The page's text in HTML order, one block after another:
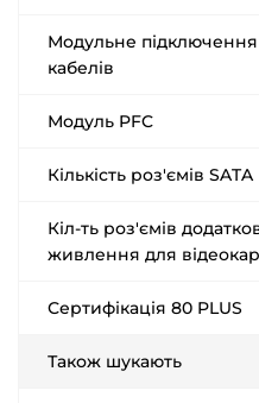
Модульне підключення
кабелів
Модуль PFC
Кількість роз'ємів SATA
Кіл-ть роз'ємів
живлення для
Сертифікація 80 PLUS
Також шукають